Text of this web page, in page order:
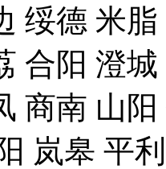
绥德 米
合阳 澄
商南 山
岚皋 平